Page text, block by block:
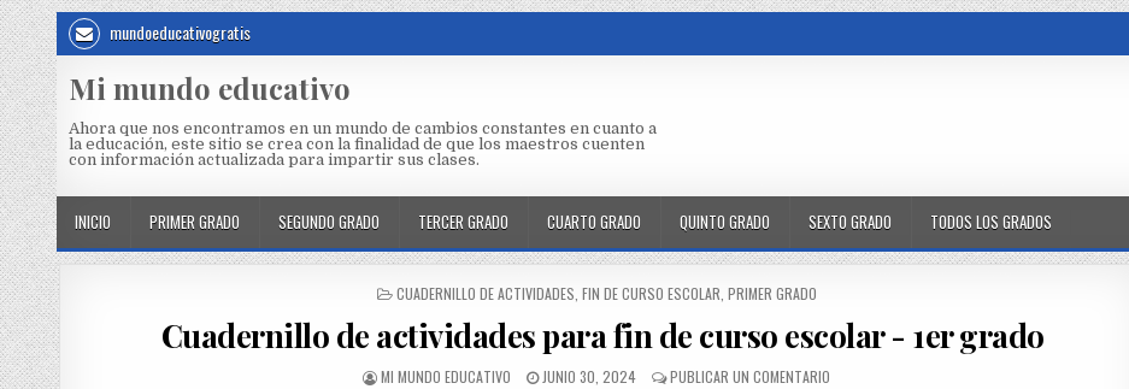
mundoeducativogratis
Mi mundo educativo
Ahora que nos encontramos en un mundo de cambios constantes en cuanto a
la educación, este sitio se crea con la finalidad de que los maestros cuenten
con información actualizada para impartir sus clases.
INICIO PRIMER GRADO SEGUNDO GRADO TERCER GRADO CUARTO GRADO QUINTO GRADO SEXTO GRADO TODOS LOS GRADOS
CUADERNILLO DE ACTIVIDADES FIN DE CURSO ESCOLAR PRIMER GRADO
Cuadernillo de actividades para fin de curso escolar - 1er grado
MI MUNDO EDUCATIVO JUNIO 30, 2024 PUBLICAR UN COMENTARIO